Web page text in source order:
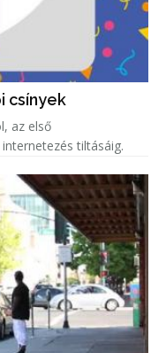
csínyek
az első
tiltásáig.